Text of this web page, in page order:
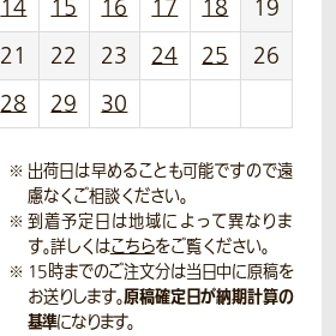
14 15 16 17 18
19
21 22 23 24 25
26
28 29 30
出荷日は早めることも可能ですので遠
慮なくご相談ください。
到着予定日は地域によって異なりま
す。詳しくはこちらをご覧ください。
15時までのご注文分は当日中に原稿を
お送りします。原稿確定日が納期計算の
基準になります。